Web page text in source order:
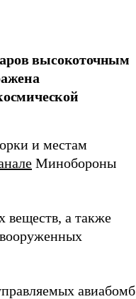
высокоточным
и местам
Минобороны
веществ, а также
авиабомб